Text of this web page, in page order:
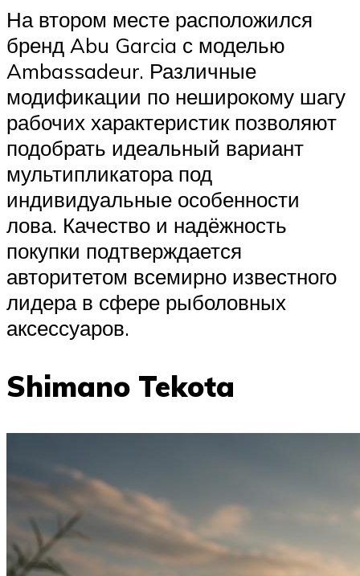
На втором месте расположился
бренд Abu Garcia с моделью
Ambassadeur. Различные
модификации по неширокому шагу
рабочих характеристик позволяют
подобрать идеальный вариант
мультипликатора под
индивидуальные особенности
лова. Качество и надёжность
покупки подтверждается
авторитетом всемирно известного
лидера в сфере рыболовных
аксессуаров.
Shimano Tekota